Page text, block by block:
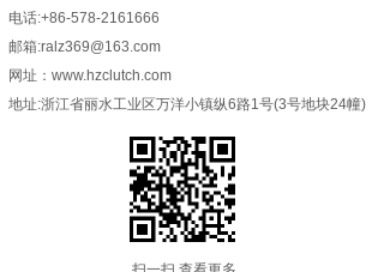
电话:+86-578-2161666
邮箱:ralz369@163.com
网址：www.hzclutch.com
地址:浙江省丽水工业区万洋小镇纵6路1号(3号地块24幢)